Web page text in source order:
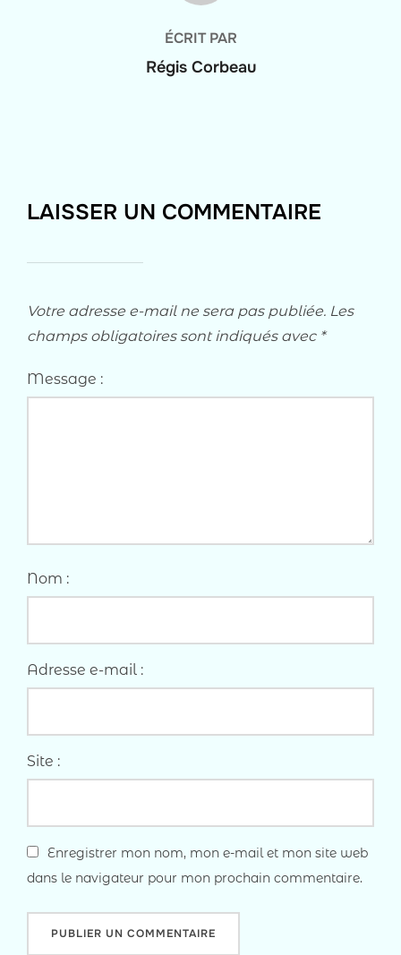
ÉCRIT PAR
Régis Corbeau
LAISSER UN COMMENTAIRE
Votre adresse e-mail ne sera pas publiée. Les
champs obligatoires sont indiqués avec *
Message :
Nom :
Adresse e-mail :
Site :
Enregistrer mon nom, mon e-mail et mon site web
dans le navigateur pour mon prochain commentaire.